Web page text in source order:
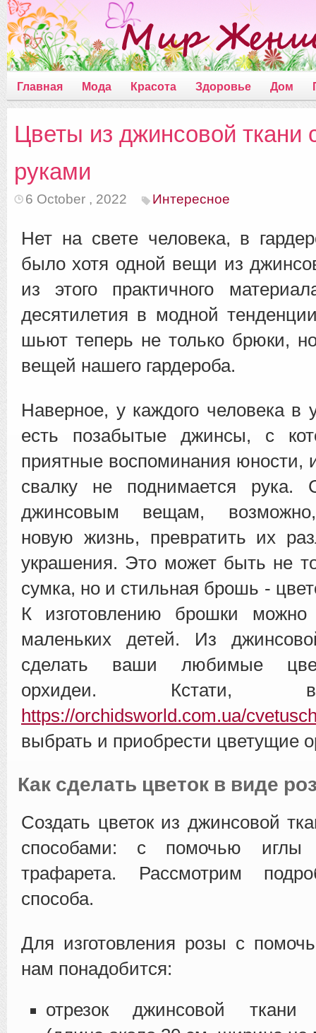
Главная Мода Красота Здоровье Дом
Цветы из джинсовой ткани
руками
6 October , 2022 Интересное
Нет на свете человека, в
было хотя одной вещи из
из этого практичного
десятилетия в модной
шьют теперь не только брюки,
вещей нашего гардероба.
Наверное, у каждого человека в
есть позабытые джинсы, с
приятные воспоминания юности,
свалку не поднимается рука.
джинсовым вещам, возможно,
новую жизнь, превратить их
украшения. Это может быть не
сумка, но и стильная брошь -
К изготовлению брошки можно
маленьких детей. Из
сделать ваши любимые
орхидеи. Кстати,
https://orchidsworld.com.ua/
выбрать и приобрести цветущие
Как сделать цветок в виде
Создать цветок из джинсовой
способами: с помочью
трафарета. Рассмотрим
способа.
Для изготовления розы с
нам понадобится:
отрезок джинсовой ткани